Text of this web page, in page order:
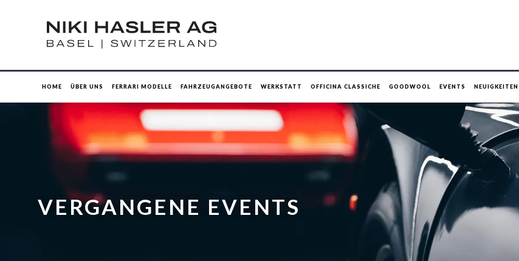
HOME ÜBER UNS FERRARI MODELLE FAHRZEUGANGEBOTE WERKSTATT OFFICINA CLASSICHE GOODWOOL EVENTS NEUIGKEITEN
VERGANGENE EVENTS